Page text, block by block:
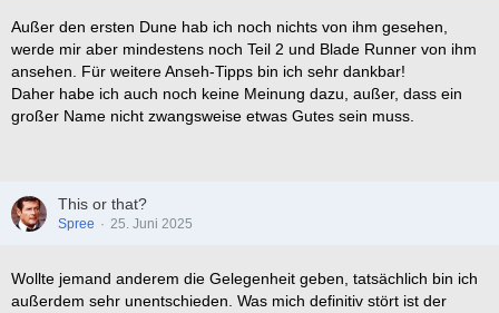
Außer den ersten Dune hab ich noch nichts von ihm gesehen,
werde mir aber mindestens noch Teil 2 und Blade Runner von ihm
ansehen. Für weitere Anseh-Tipps bin ich sehr dankbar!
Daher habe ich auch noch keine Meinung dazu, außer, dass ein
großer Name nicht zwangsweise etwas Gutes sein muss.
This or that?
Spree 25. Juni 2025
Wollte jemand anderem die Gelegenheit geben, tatsächlich bin ich
außerdem sehr unentschieden. Was mich definitiv stört ist der